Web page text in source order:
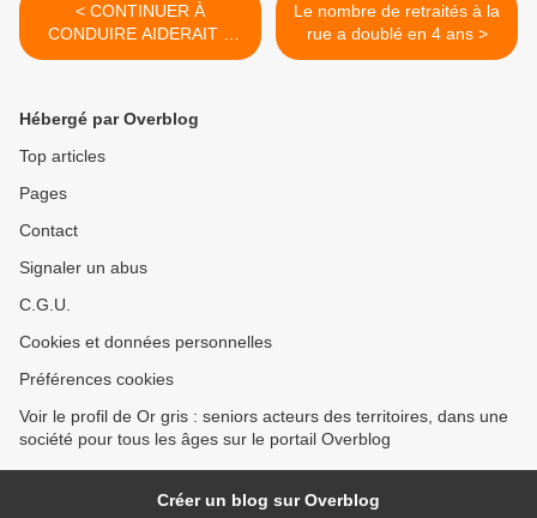
< CONTINUER À
CONDUIRE AIDERAIT À
MAINTENIR LES SENIORS
Le nombre de retraités à la
rue a doublé en 4 ans >
Hébergé par Overblog
Top articles
Pages
Contact
Signaler un abus
C.G.U.
Cookies et données personnelles
Préférences cookies
Voir le profil de Or gris : seniors acteurs des territoires, dans une
société pour tous les âges sur le portail Overblog
Créer un blog sur Overblog